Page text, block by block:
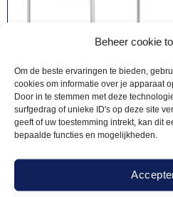
Beheer cookie
Om de beste ervaringen te bieden,
cookies om informatie over je apparaat
Door in te stemmen met deze
surfgedrag of unieke ID's op deze site
geeft of uw toestemming intrekt, kan dit
bepaalde functies en mogelijkheden.
EASY-UP TENTEN